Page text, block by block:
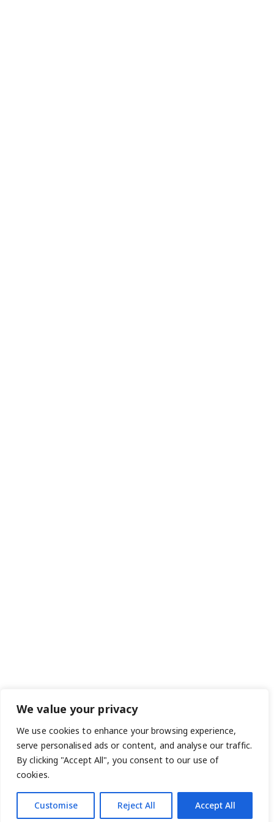
We value your privacy
We use cookies to enhance your browsing experience,
serve personalised ads or content, and analyse our traffic.
By clicking "Accept All", you consent to our use of
cookies.
Customise Reject All Accept All